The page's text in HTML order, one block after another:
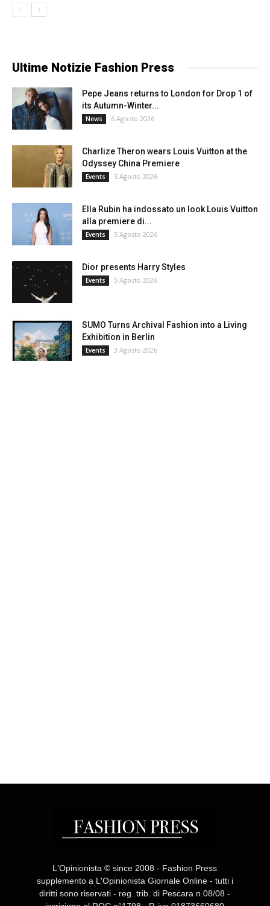
Ultime Notizie Fashion Press
Pepe Jeans returns to London for Drop 1 of
its Autumn-Winter...
News 6 Agosto 2026
Charlize Theron wears Louis Vuitton at the
Odyssey China Premiere
Events 5 Agosto 2026
Ella Rubin ha indossato un look Louis Vuitton
alla premiere di...
Events 5 Agosto 2026
Dior presents Harry Styles
Events 5 Agosto 2026
SUMO Turns Archival Fashion into a Living
Exhibition in Berlin
Events 3 Agosto 2026
L'Opinionista © since 2008 - Fashion Press
supplemento a L'Opinionista Giornale Online - tutti i
diritti sono riservati - reg. trib. di Pescara n.08/08 -